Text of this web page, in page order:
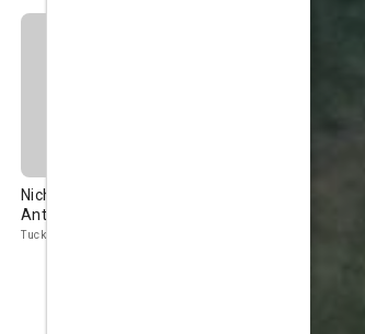
Nicholas
Antoniou
Tucker Bowman